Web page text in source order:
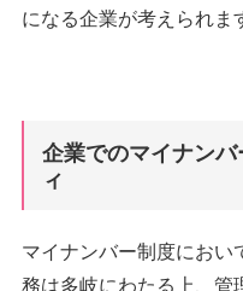
になる企業が考えられま
企業でのマイナン
ィ
マイナンバー制度にお
務は多岐にわたる上、管